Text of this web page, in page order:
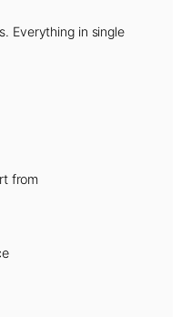
Everything in single
from